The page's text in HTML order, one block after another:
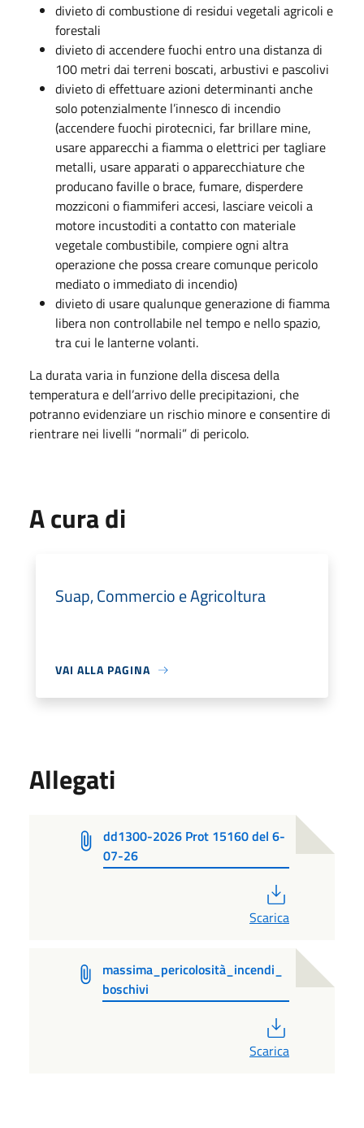
divieto di combustione di residui vegetali agricoli e
forestali
divieto di accendere fuochi entro una distanza di
100 metri dai terreni boscati, arbustivi e pascolivi
divieto di effettuare azioni determinanti anche
solo potenzialmente l’innesco di incendio
(accendere fuochi pirotecnici, far brillare mine,
usare apparecchi a fiamma o elettrici per tagliare
metalli, usare apparati o apparecchiature che
producano faville o brace, fumare, disperdere
mozziconi o fiammiferi accesi, lasciare veicoli a
motore incustoditi a contatto con materiale
vegetale combustibile, compiere ogni altra
operazione che possa creare comunque pericolo
mediato o immediato di incendio)
divieto di usare qualunque generazione di fiamma
libera non controllabile nel tempo e nello spazio,
tra cui le lanterne volanti.
La durata varia in funzione della discesa della
temperatura e dell’arrivo delle precipitazioni, che
potranno evidenziare un rischio minore e consentire di
rientrare nei livelli “normali” di pericolo.
A cura di
Suap, Commercio e Agricoltura
VAI ALLA PAGINA
Allegati
dd1300-2026 Prot 15160 del 6-
07-26
Scarica
massima_pericolosità_incendi_
boschivi
Scarica